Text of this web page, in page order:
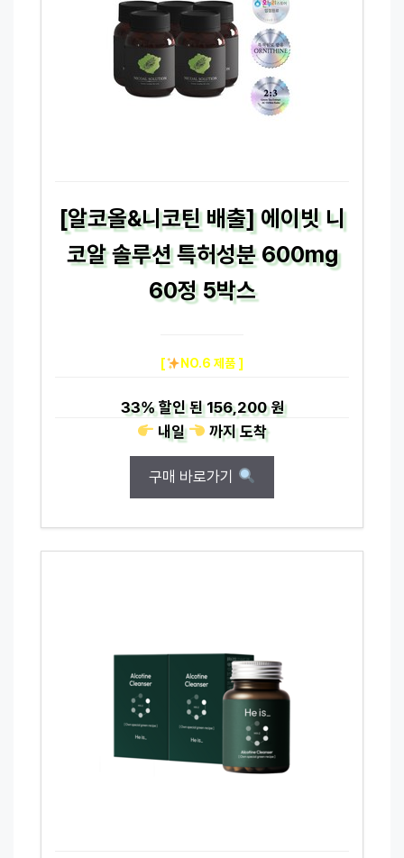
[알코올&니코틴 배출] 에이빗 니
코알 솔루션 특허성분 600mg
60정 5박스
[ NO.6 제품 ]
33%할인 된156,200 원
내일
까지도착
구매 바로가기